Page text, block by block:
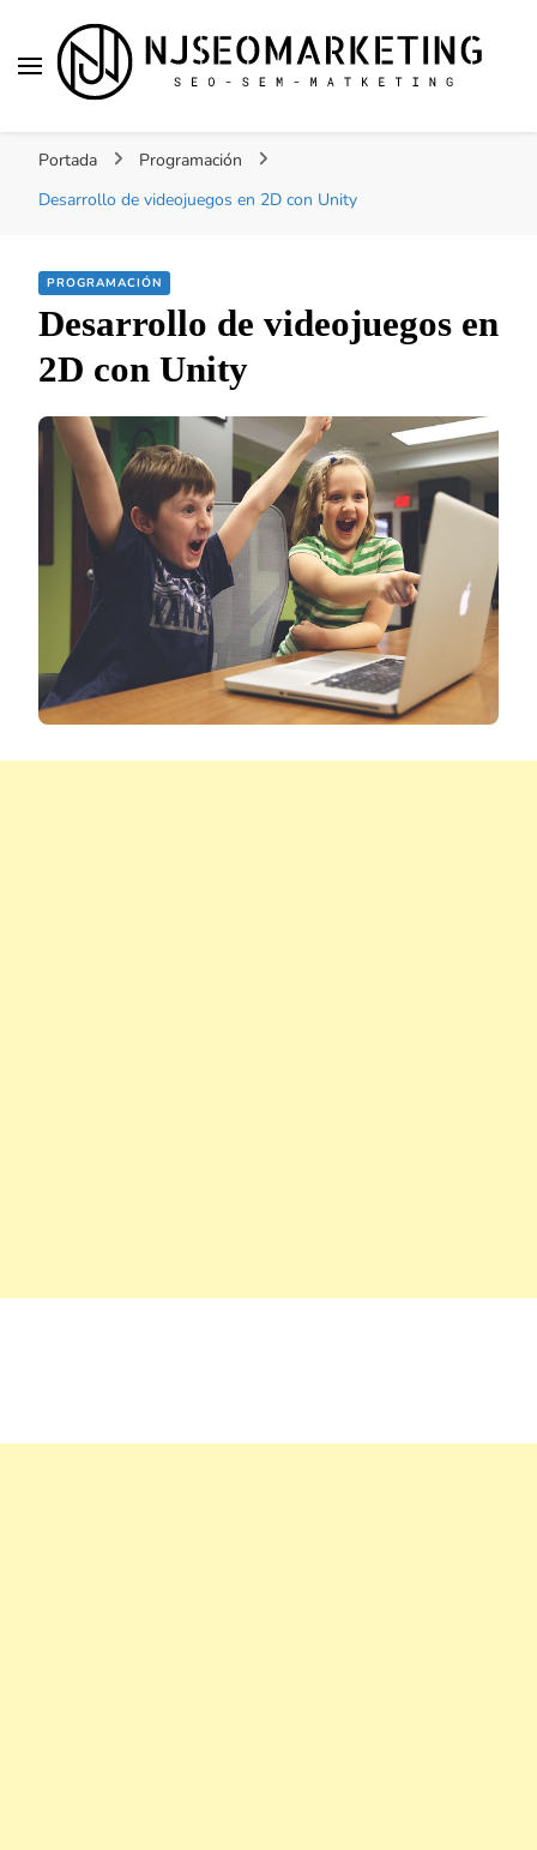
ACTUALIDAD
personal, desarrollo web, app, y lo que no te
imaginas…
Portada
Programación
Desarrollo de videojuegos en 2D con Unity
PROGRAMACIÓN
Desarrollo de videojuegos en
2D con Unity